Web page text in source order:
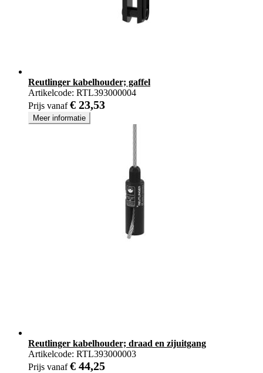
Reutlinger kabelhouder; gaffel
Artikelcode: RTL393000004
Prijs vanaf € 23,53
Meer informatie
Reutlinger kabelhouder; draad en zijuitgang
Artikelcode: RTL393000003
Prijs vanaf € 44,25